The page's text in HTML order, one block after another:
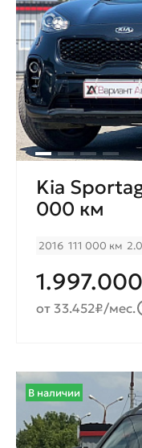
Kia
000 км
2016 111 000 км
от 33.452₽/мес.
В наличии